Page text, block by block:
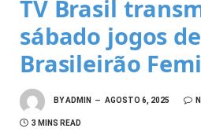
TV Brasil
sábado jogos
Brasileirão
BYADMIN AGOSTO 6, 2025
3 MINS READ